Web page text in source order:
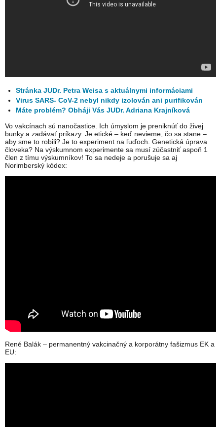
Stránka JUDr. Petra Weisa s aktuálnymi informáciami
Virus SARS- CoV-2 nebyl nikdy izolován ani purifikován
Máte problém? Obháji Vás JUDr. Adriana Krajníková
Vo vakcínach sú nanočastice. Ich úmyslom je preniknúť do živej
bunky a zadávať príkazy. Je etické – keď nevieme, čo sa stane –
aby sme to robili? Je to experiment na ľuďoch. Genetická úprava
človeka? Na výskumnom experimente sa musí zúčastniť aspoň 1
člen z tímu výskumníkov! To sa nedeje a porušuje sa aj
Norimberský kódex:
René Balák – permanentný vakcinačný a korporátny fašizmus EK a
EU: